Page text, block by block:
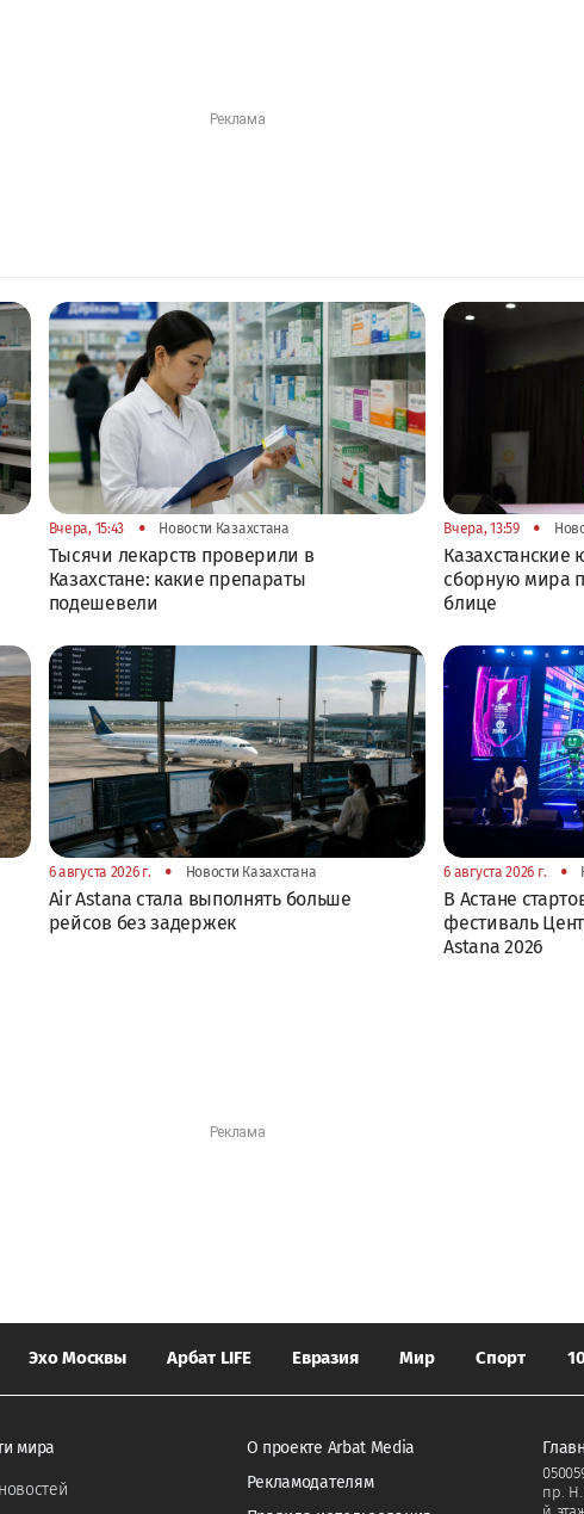
Вчера, 15:43 • Новости Казахстана
Тысячи лекарств проверили в
Казахстане: какие препараты
подешевели
Вчера, 13:59 •
сборную мира
блице
6 августа 2026 г. • Новости Казахстана
Air Astana стала выполнять больше
рейсов без задержек
6 августа 2026 г. •
В Астане
фестиваль
Astana 2026
Эхо Москвы Арбат LIFE Евразия Мир Спорт
мира
О проекте Arbat Media
Рекламодателям
пр. Н.